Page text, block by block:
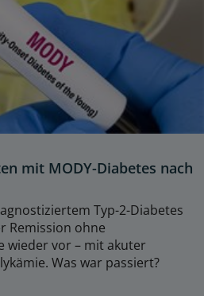
mit MODY-Diabetes nach
Typ-2-Diabetes
Remission ohne
wieder vor – mit akuter
Was war passiert?